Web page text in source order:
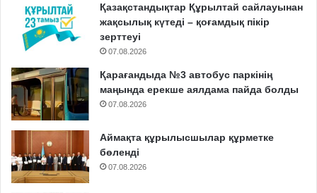
Қазақстандықтар Құрылтай сайлауынан
жақсылық күтеді – қоғамдық пікір
зерттеуі
07.08.2026
Қарағандыда №3 автобус паркінің
маңында ерекше аялдама пайда болды
07.08.2026
Аймақта құрылысшылар құрметке
бөленді
07.08.2026